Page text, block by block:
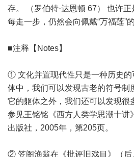
存。 （罗伯特·达恩顿 67） 也许
每走一步，仍然会向佩戴“万福莲”
■注释【Notes】
① 文化并置现代性只是一种历史的
体中，我们可以发现古老的符号制
它的躯体之外，我们还可以发现很
参见王铭铭《西方人类学思潮十讲
出版社，2005年，第205页。
② 笠阁渔翁在《批评旧戏目》（后